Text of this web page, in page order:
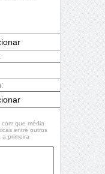
que média
entre outros
primeira